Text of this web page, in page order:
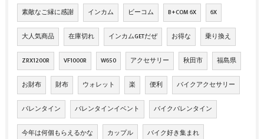
素敵なご縁に感謝 インカム ビーコム B+COM 6X 6X
大人気商品 在庫切れ インカムGETだぜ お得な 乗り換え
ZRX1200R VF1000R W650 アクセサリー 秋田市 福島県
お財布 財布 ウォレット 楽 便利 バイクアクセサリー
バレンタイン バレンタインイベント バイクバレンタイン
今年は何個もらえるかな カップル バイク好き集まれ